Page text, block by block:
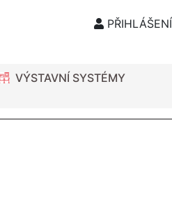
PŘIHLÁŠENÍ
VÝSTAVNÍ SYSTÉMY